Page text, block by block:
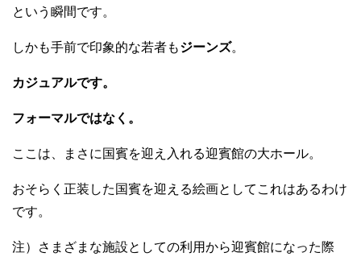
という瞬間です。
しかも手前で印象的な若者もジーンズ。
カジュアルです。
フォーマルではなく。
ここは、まさに国賓を迎え入れる迎賓館の大ホール。
おそらく正装した国賓を迎える絵画としてこれはあるわけ
です。
注）さまざまな施設としての利用から迎賓館になった際